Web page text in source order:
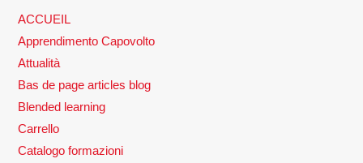
ACCUEIL
Apprendimento Capovolto
Attualità
Bas de page articles blog
Blended learning
Carrello
Catalogo formazioni